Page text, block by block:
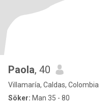
Paola, 40
Villamaría, Caldas, Colombia
Söker: Man 35 - 80